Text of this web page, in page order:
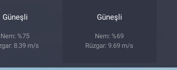
Güneşli
Nem: %75
8.39 m/s
Güneşli
Nem: %69
Rüzgar: 9.69 m/s